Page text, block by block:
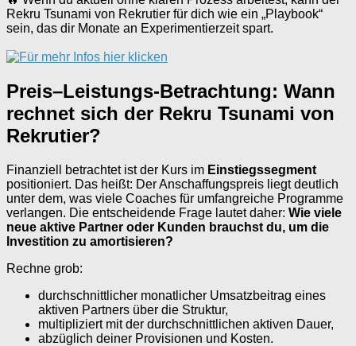
Rekru Tsunami von Rekrutier für dich wie ein „Playbook“
sein, das dir Monate an Experimentierzeit spart.
Preis–Leistungs-Betrachtung: Wann
rechnet sich der Rekru Tsunami von
Rekrutier?
Finanziell betrachtet ist der Kurs im Einstiegssegment
positioniert. Das heißt: Der Anschaffungspreis liegt deutlich
unter dem, was viele Coaches für umfangreiche Programme
verlangen. Die entscheidende Frage lautet daher: Wie viele
neue aktive Partner oder Kunden brauchst du, um die
Investition zu amortisieren?
Rechne grob:
durchschnittlicher monatlicher Umsatzbeitrag eines
aktiven Partners über die Struktur,
multipliziert mit der durchschnittlichen aktiven Dauer,
abzüglich deiner Provisionen und Kosten.